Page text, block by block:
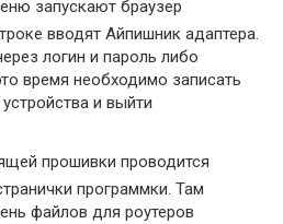
запускают браузер
вводят Айпишник адаптера.
логин и пароль либо
время необходимо записать
и выйти
прошивки проводится
программки. Там
файлов для роутеров